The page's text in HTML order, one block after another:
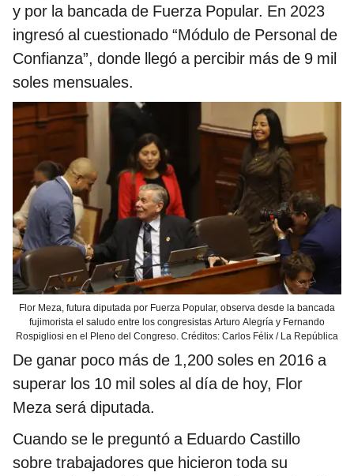
y por la bancada de Fuerza Popular. En 2023
ingresó al cuestionado “Módulo de Personal de
Confianza”, donde llegó a percibir más de 9 mil
soles mensuales.
Flor Meza, futura diputada por Fuerza Popular, observa desde la bancada
fujimorista el saludo entre los congresistas Arturo Alegría y Fernando
Rospigliosi en el Pleno del Congreso. Créditos: Carlos Félix / La República
De ganar poco más de 1,200 soles en 2016 a
superar los 10 mil soles al día de hoy, Flor
Meza será diputada.
Cuando se le preguntó a Eduardo Castillo
sobre trabajadores que hicieron toda su